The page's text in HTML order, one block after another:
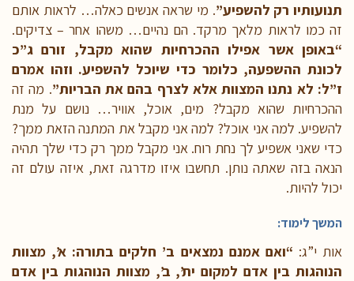
תנועותיו רק להשפיע”. מי שראה אנשים כאלה… לראות אותם
זה כמו לראות מלאך מרקד. הם נהיים… משהו אחר – צדיקים.
“באופן אשר אפילו ההכרחיות שהוא מקבל, זורם ג”כ
לכונת ההשפעה, כלומר כדי שיוכל להשפיע. וזהו אמרם
ז”ל: לא נתנו המצוות אלא לצרף בהם את הבריות”. מה זה
ההכרחיות שהוא מקבל? מים, אוכל, אוויר… נושם על מנת
להשפיע. למה אני אוכל? למה אני מקבל את המתנה הזאת ממך?
כדי שאני אשפיע לך נחת רוח. אני מקבל ממך רק כדי שלך תהיה
הנאה בזה שאתה נותן. תחשבו איזו מדרגה זאת, איזה עולם זה
יכול להיות.
המשך לימוד:
אות י”ג: “ואם אמנם נמצאים ב’ חלקים בתורה: א’, מצוות
הנוהגות בין אדם למקום ית’, ב’, מצוות הנוהגות בין אדם